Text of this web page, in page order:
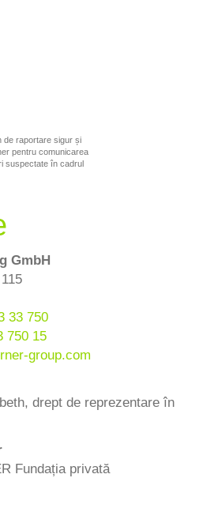
de raportare sigur și
pentru comunicarea
suspectate în cadrul
GmbH
33 750
750 15
group.com
drept de reprezentare în
Fundația privată